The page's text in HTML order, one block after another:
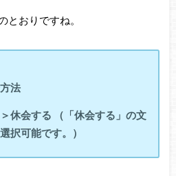
とおりですね。
方法
休会する （「休会する」の文
択可能です。）